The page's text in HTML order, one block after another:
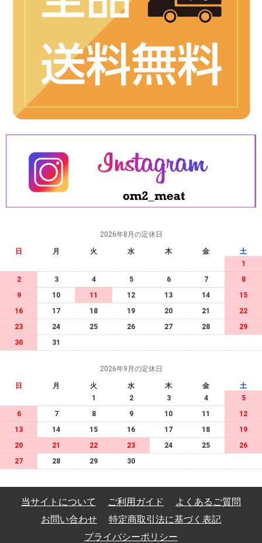
2026年8月の定休日
日 月 火 水 木 金
土
1
2
3 4 5 6 7
8
9
10 11 12 13 14
15
16
17 18 19 20 21
22
23
24 25 26 27 28
29
30
31
2026年9月の定休日
日 月 火 水 木 金
土
1
2 3 4
5
6
7 8 9 10 11
12
13
14 15 16 17 18
19
20
21 22 23 24 25
26
27
28 29 30
当サイトについて ご利用ガイド
よくあるご質問
お問い合わせ
特定商取引法に基づく表記
プライバシーポリシー